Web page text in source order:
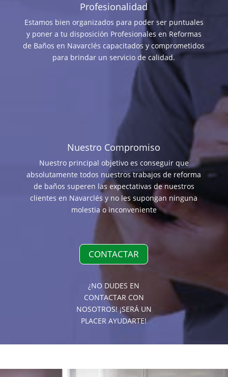
Profesionalidad
Estamos bien organizados para poder ser puntuales
y poner a tu disposición Profesionales en Reformas
de Baños en Navarclés capacitados y comprometidos
para brindar un servicio de calidad.
Nuestro Compromiso
Nuestro principal objetivo es conseguir que
absolutamente todos nuestros trabajos de reforma
de baños superen las expectativas de nuestros
clientes en Navarclés y no les supongan ninguna
molestia o inconveniente
CONTACTAR
¿NO DUDES EN
CONTACTAR CON
NOSOTROS! ¡SERÁ UN
PLACER AYUDARTE!